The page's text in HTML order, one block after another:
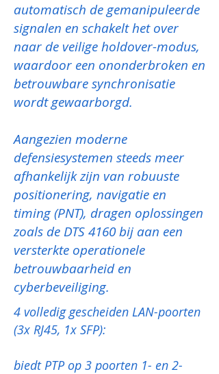
automatisch de gemanipuleerde
signalen en schakelt het over
naar de veilige holdover-modus,
waardoor een ononderbroken en
betrouwbare synchronisatie
wordt gewaarborgd.
Aangezien moderne
defensiesystemen steeds meer
afhankelijk zijn van robuuste
positionering, navigatie en
timing (PNT), dragen oplossingen
zoals de DTS 4160 bij aan een
versterkte operationele
betrouwbaarheid en
cyberbeveiliging.
4 volledig gescheiden LAN-poorten
(3x RJ45, 1x SFP):
biedt PTP op 3 poorten 1- en 2-